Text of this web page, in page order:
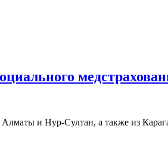
и Нур-Султан, а также из